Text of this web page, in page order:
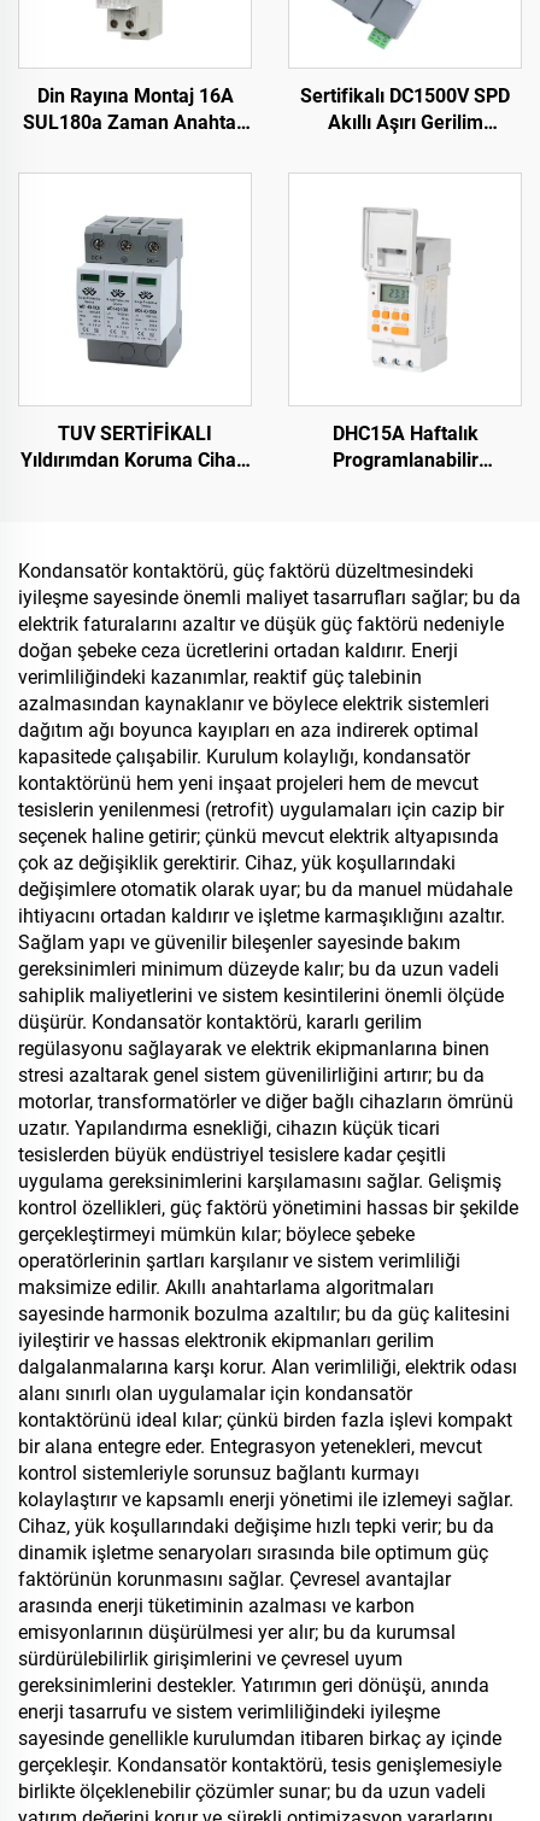
Din Rayına Montaj 16A
SUL180a Zaman Anahtarı
Stokta
Sertifikalı DC1500V SPD
Akıllı Aşırı Gerilim
Koruma Jeneratörü için
TUV SERTİFİKALI
Yıldırımdan Koruma Cihazı
SPD
DHC15A Haftalık
Programlanabilir
Kondansatör kontaktörü, güç faktörü düzeltmesindeki
iyileşme sayesinde önemli maliyet tasarrufları sağlar; bu da
elektrik faturalarını azaltır ve düşük güç faktörü nedeniyle
doğan şebeke ceza ücretlerini ortadan kaldırır. Enerji
verimliliğindeki kazanımlar, reaktif güç talebinin
azalmasından kaynaklanır ve böylece elektrik sistemleri
dağıtım ağı boyunca kayıpları en aza indirerek optimal
kapasitede çalışabilir. Kurulum kolaylığı, kondansatör
kontaktörünü hem yeni inşaat projeleri hem de mevcut
tesislerin yenilenmesi (retrofit) uygulamaları için cazip bir
seçenek haline getirir; çünkü mevcut elektrik altyapısında
çok az değişiklik gerektirir. Cihaz, yük koşullarındaki
değişimlere otomatik olarak uyar; bu da manuel müdahale
ihtiyacını ortadan kaldırır ve işletme karmaşıklığını azaltır.
Sağlam yapı ve güvenilir bileşenler sayesinde bakım
gereksinimleri minimum düzeyde kalır; bu da uzun vadeli
sahiplik maliyetlerini ve sistem kesintilerini önemli ölçüde
düşürür. Kondansatör kontaktörü, kararlı gerilim
regülasyonu sağlayarak ve elektrik ekipmanlarına binen
stresi azaltarak genel sistem güvenilirliğini artırır; bu da
motorlar, transformatörler ve diğer bağlı cihazların ömrünü
uzatır. Yapılandırma esnekliği, cihazın küçük ticari
tesislerden büyük endüstriyel tesislere kadar çeşitli
uygulama gereksinimlerini karşılamasını sağlar. Gelişmiş
kontrol özellikleri, güç faktörü yönetimini hassas bir şekilde
gerçekleştirmeyi mümkün kılar; böylece şebeke
operatörlerinin şartları karşılanır ve sistem verimliliği
maksimize edilir. Akıllı anahtarlama algoritmaları
sayesinde harmonik bozulma azaltılır; bu da güç kalitesini
iyileştirir ve hassas elektronik ekipmanları gerilim
dalgalanmalarına karşı korur. Alan verimliliği, elektrik odası
alanı sınırlı olan uygulamalar için kondansatör
kontaktörünü ideal kılar; çünkü birden fazla işlevi kompakt
bir alana entegre eder. Entegrasyon yetenekleri, mevcut
kontrol sistemleriyle sorunsuz bağlantı kurmayı
kolaylaştırır ve kapsamlı enerji yönetimi ile izlemeyi sağlar.
Cihaz, yük koşullarındaki değişime hızlı tepki verir; bu da
dinamik işletme senaryoları sırasında bile optimum güç
faktörünün korunmasını sağlar. Çevresel avantajlar
arasında enerji tüketiminin azalması ve karbon
emisyonlarının düşürülmesi yer alır; bu da kurumsal
sürdürülebilirlik girişimlerini ve çevresel uyum
gereksinimlerini destekler. Yatırımın geri dönüşü, anında
enerji tasarrufu ve sistem verimliliğindeki iyileşme
sayesinde genellikle kurulumdan itibaren birkaç ay içinde
gerçekleşir. Kondansatör kontaktörü, tesis genişlemesiyle
birlikte ölçeklenebilir çözümler sunar; bu da uzun vadeli